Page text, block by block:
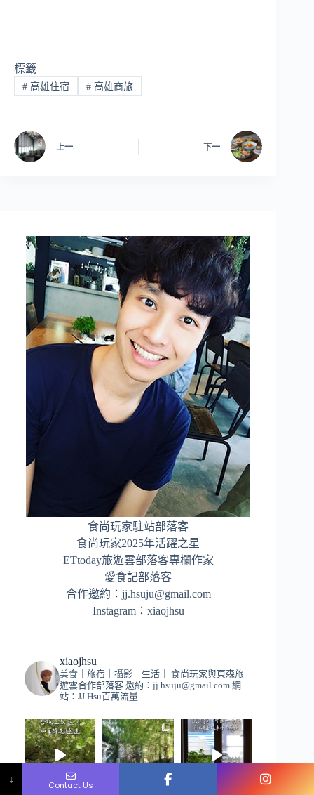
標籤
#高雄住宿 #高雄商旅
上一 下一
食尚玩家駐站部落客
食尚玩家2025年活躍之星
ETtoday旅遊雲部落客專欄作家
愛食記部落客
合作邀約： jj.hsuju@gmail.com
Instagram： xiaojhsu
xiaojhsu
美食｜旅宿｜攝影｜生活｜
食尚玩家與東森旅
遊雲合作部落客 邀約： jj.hsuju@gmail.com 網
站：JJ.Hsu百萬流量
↓ Contact Us